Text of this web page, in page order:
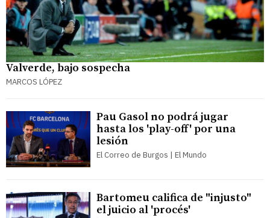
Valverde, bajo sospecha
MARCOS LÓPEZ
Pau Gasol no podrá jugar
hasta los 'play-off' por una
lesión
El Correo de Burgos | El Mundo
Bartomeu califica de "injusto"
el juicio al 'procés'